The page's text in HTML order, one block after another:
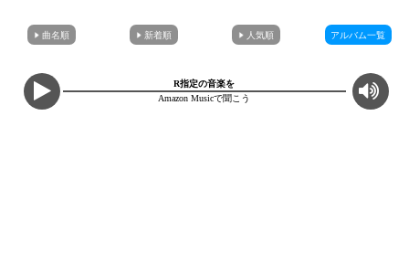
曲名順 新着順 人気順 アルバム一覧
R指定の音楽を
Amazon Musicで聞こう